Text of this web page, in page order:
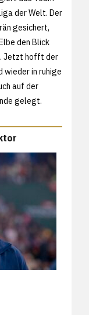
der Welt. Der
gesichert,
den Blick
Jetzt hofft der
wieder in ruhige
auf der
gelegt.